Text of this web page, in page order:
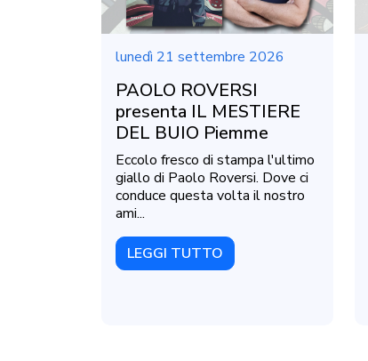
lunedì 21 settembre 2026
PAOLO ROVERSI
presenta IL MESTIERE
DEL BUIO Piemme
Eccolo fresco di stampa l'ultimo
giallo di Paolo Roversi. Dove ci
conduce questa volta il nostro
ami...
LEGGI TUTTO